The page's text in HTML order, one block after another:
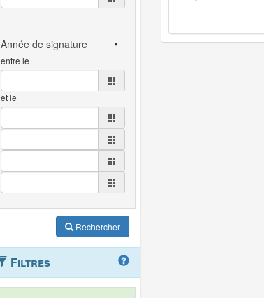
entre le
et le
Rechercher
Filtres